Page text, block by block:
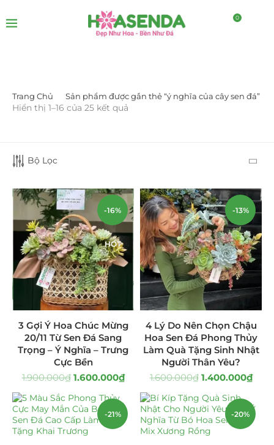
0
LỌC BỞI GIÁ
LỌC
DANH MỤC SẢN PHẨM
Giá Sỉ Đại Lý (145)
Cây Sen Đá Giá Sỉ
Chậu Sen Đá Mini
Hồ Điệp và Hoa Sen đá (289)
Lan Hồ Điệp Truyền Thống
Lũa Hồ Điệp Sen Đá
Trang Chủ Sản phẩm được gắn thẻ “ý nghĩa của cây sen đá”
Hiển thị 1–16 của 25 kết quả
Bộ Lọc
-16%
HOT
3 Gợi Ý Hoa Chúc Mừng
20/11 Từ Sen Đá Sang
Trọng – Ý Nghĩa – Trưng
Cực Bền
1.900.000₫ 1.600.000₫
-13%
4 Lý Do Nên Chọn Chậu
Hoa Sen Đá Phong Thủy
Làm Quà Tặng Sinh Nhật
Người Thân Yêu?
1.600.000₫ 1.400.000₫
-21% -20%